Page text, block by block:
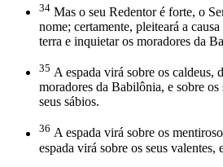
34 Mas o seu Redentor é forte, o
nome; certamente, pleiteará a
terra e inquietar os moradores da
35 A espada virá sobre os caldeus,
moradores da Babilônia, e sobre os
seus sábios.
36 A espada virá sobre os
espada virá sobre os seus valentes,